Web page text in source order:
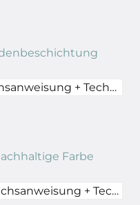
Basebeton Solid Gebrauchsanweisung + Technisches Datenblatt
Farbe
BaseBeton Paint - Gebrauchsanweisung + Technisches Datenblatt